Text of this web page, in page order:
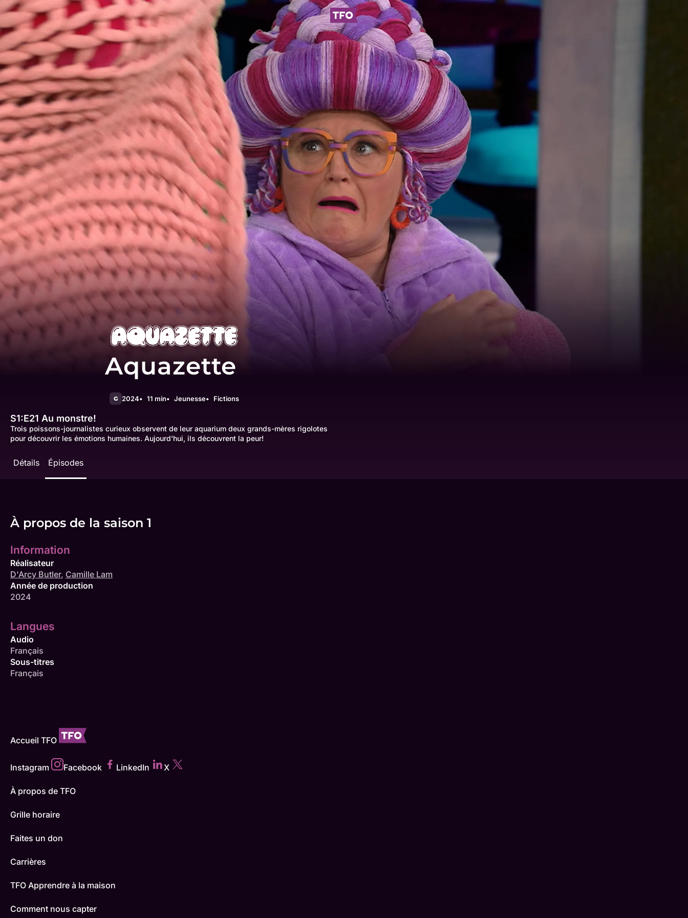
Aquazette
G 2024 11 min Jeunesse Fictions
S1:E21 Au monstre!
Trois poissons-journalistes curieux observent de leur aquarium deux grands-mères rigolotes
pour découvrir les émotions humaines. Aujourd'hui, ils découvrent la peur!
Détails Épisodes
À propos de la saison 1
Information
Réalisateur
D'Arcy Butler, Camille Lam
Année de production
2024
Langues
Audio
Français
Sous-titres
Français
Accueil TFO
Instagram Facebook LinkedIn X
À propos de TFO
Grille horaire
Faites un don
Carrières
TFO Apprendre à la maison
Comment nous capter